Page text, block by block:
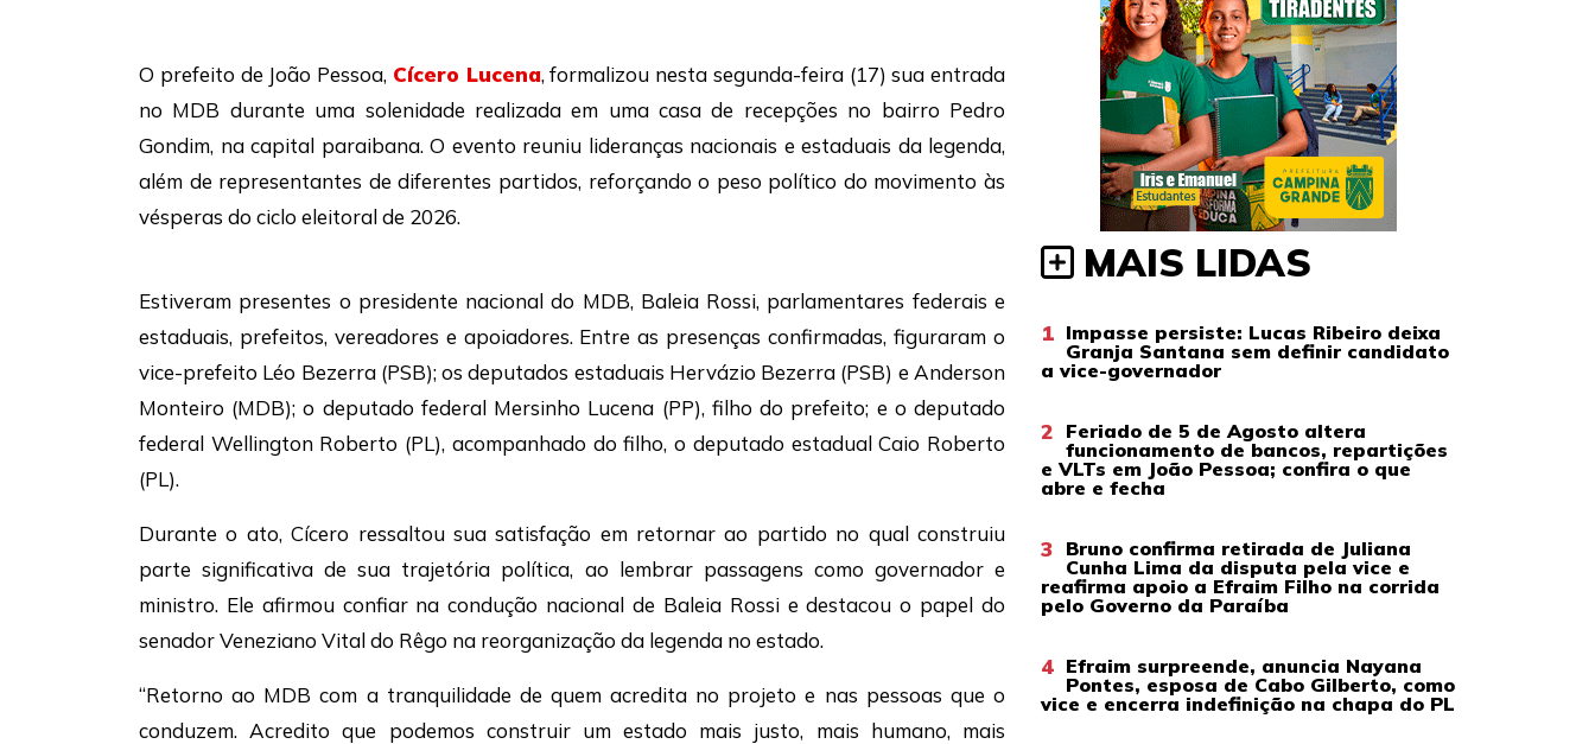
O prefeito de João Pessoa, Cícero Lucena, formalizou nesta segunda-feira (17) sua entrada
no MDB durante uma solenidade realizada em uma casa de recepções no bairro Pedro
Gondim, na capital paraibana. O evento reuniu lideranças nacionais e estaduais da legenda,
além de representantes de diferentes partidos, reforçando o peso político do movimento às
vésperas do ciclo eleitoral de 2026.
Estiveram presentes o presidente nacional do MDB, Baleia Rossi, parlamentares federais e
estaduais, prefeitos, vereadores e apoiadores. Entre as presenças confirmadas, figuraram o
vice-prefeito Léo Bezerra (PSB); os deputados estaduais Hervázio Bezerra (PSB) e Anderson
Monteiro (MDB); o deputado federal Mersinho Lucena (PP), filho do prefeito; e o deputado
federal Wellington Roberto (PL), acompanhado do filho, o deputado estadual Caio Roberto
(PL).
Durante o ato, Cícero ressaltou sua satisfação em retornar ao partido no qual construiu
parte significativa de sua trajetória política, ao lembrar passagens como governador e
ministro. Ele afirmou confiar na condução nacional de Baleia Rossi e destacou o papel do
senador Veneziano Vital do Rêgo na reorganização da legenda no estado.
“Retorno ao MDB com a tranquilidade de quem acredita no projeto e nas pessoas que o
conduzem. Acredito que podemos construir um estado mais justo, mais humano, mais
MAIS LIDAS
1 Impasse persiste: Lucas Ribeiro deixa
Granja Santana sem definir candidato
a vice-governador
2 Feriado de 5 de Agosto altera
funcionamento de bancos, repartições
e VLTs em João Pessoa; confira o que
abre e fecha
3 Bruno confirma retirada de Juliana
Cunha Lima da disputa pela vice e
reafirma apoio a Efraim Filho na corrida
pelo Governo da Paraíba
4 Efraim surpreende, anuncia Nayana
Pontes, esposa de Cabo Gilberto, como
vice e encerra indefinição na chapa do PL